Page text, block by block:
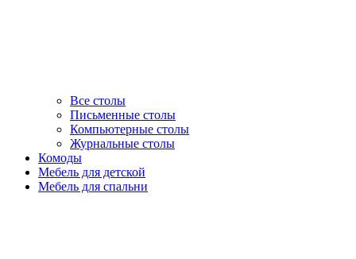
Все столы
Письменные столы
Компьютерные столы
Журнальные столы
Комоды
Мебель для детской
Мебель для спальни